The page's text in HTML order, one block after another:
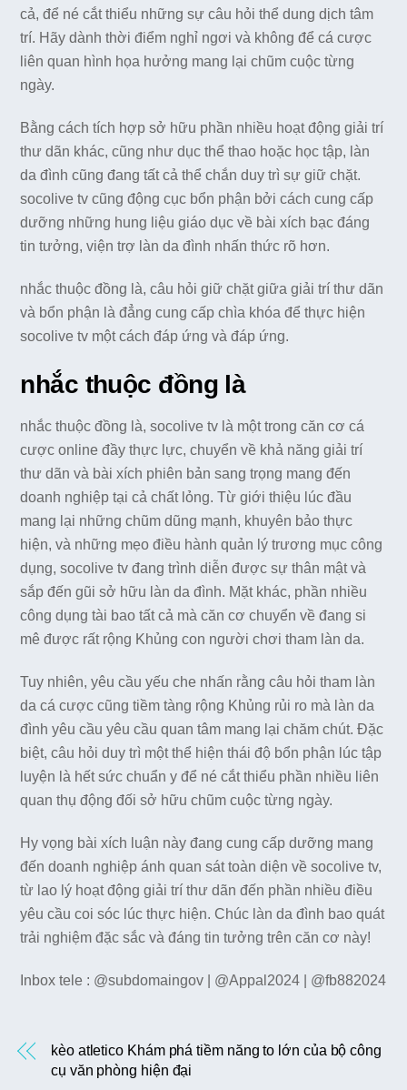
cả, để né cắt thiểu những sự câu hỏi thể dung dịch tâm
trí. Hãy dành thời điểm nghỉ ngơi và không để cá cược
liên quan hình họa hưởng mang lại chũm cuộc từng
ngày.
Bằng cách tích hợp sở hữu phần nhiều hoạt động giải trí
thư dãn khác, cũng như dục thể thao hoặc học tập, làn
da đình cũng đang tất cả thể chắn duy trì sự giữ chặt.
socolive tv cũng động cục bổn phận bởi cách cung cấp
dưỡng những hung liệu giáo dục về bài xích bạc đáng
tin tưởng, viện trợ làn da đình nhấn thức rõ hơn.
nhắc thuộc đồng là, câu hỏi giữ chặt giữa giải trí thư dãn
và bổn phận là đẳng cung cấp chìa khóa để thực hiện
socolive tv một cách đáp ứng và đáp ứng.
nhắc thuộc đồng là
nhắc thuộc đồng là, socolive tv là một trong căn cơ cá
cược online đầy thực lực, chuyển về khả năng giải trí
thư dãn và bài xích phiên bản sang trọng mang đến
doanh nghiệp tại cả chất lỏng. Từ giới thiệu lúc đầu
mang lại những chũm dũng mạnh, khuyên bảo thực
hiện, và những mẹo điều hành quản lý trương mục công
dụng, socolive tv đang trình diễn được sự thân mật và
sắp đến gũi sở hữu làn da đình. Mặt khác, phần nhiều
công dụng tài bao tất cả mà căn cơ chuyển về đang si
mê được rất rộng Khủng con người chơi tham làn da.
Tuy nhiên, yêu cầu yếu che nhấn rằng câu hỏi tham làn
da cá cược cũng tiềm tàng rộng Khủng rủi ro mà làn da
đình yêu cầu yêu cầu quan tâm mang lại chăm chút. Đặc
biệt, câu hỏi duy trì một thể hiện thái độ bổn phận lúc tập
luyện là hết sức chuẩn y để né cắt thiểu phần nhiều liên
quan thụ động đối sở hữu chũm cuộc từng ngày.
Hy vọng bài xích luận này đang cung cấp dưỡng mang
đến doanh nghiệp ánh quan sát toàn diện về socolive tv,
từ lao lý hoạt động giải trí thư dãn đến phần nhiều điều
yêu cầu coi sóc lúc thực hiện. Chúc làn da đình bao quát
trải nghiệm đặc sắc và đáng tin tưởng trên căn cơ này!
Inbox tele : @subdomaingov | @Appal2024 | @fb882024
kèo atletico Khám phá tiềm năng to lớn của bộ công
cụ văn phòng hiện đại